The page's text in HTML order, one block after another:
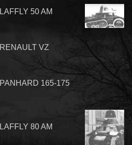
LAFFLY 50 AM
RENAULT VZ
PANHARD 165-175
LAFFLY 80 AM